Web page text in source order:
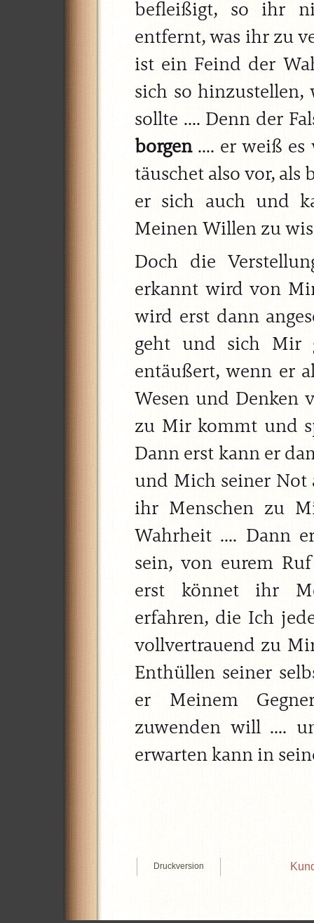
befleißigt, so ihr
entfernt, was ihr zu
ist ein Feind der
sich so
sollte .... Denn der
borgen.... er weiß es
täuschet also vor, als
er sich auch und
Meinen Willen zu
Doch die
erkannt wird von
wird erst dann
geht und sich Mir
entäußert, wenn er
Wesen und Denken
zu Mir kommt und
Dann erst kann er
und Mich seiner Not
ihr Menschen zu
Wahrheit .... Dann
sein, von eurem
erst könnet ihr
erfahren, die Ich
vollvertrauend zu
Enthüllen seiner
er Meinem
zuwenden will ....
erwarten kann in
Druckversion